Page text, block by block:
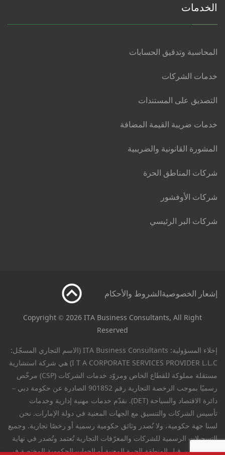
الخدمات
المحاسبة وتدقيق الحسابات
خدمات الشركات
التصديق على المستندات
خدمات ضريبة القيمة المضافة
المشورة القانونية والضريبية
شركات المناطق الحرة
شركات الأوفشور
شركات البر الرئيسي
إشعار الخصوصيةالشروط والأحكام
Copyright © 2026 ITA Business Consultants, All Right
Reserved
إخلاء المسؤولية: ITA Business Consultants (الاسم التجاري المسجّل:
I T A CORPORATE SERVICES PROVIDER L.L.C) هي شركة استشارية
مستقلة مملوكة للقطاع الخاص ومزوّد خدمات الشركات (CSP) مرخّص
رسميًا بموجب الرخصة التجارية رقم 901852 الصادرة عن حكومة دبي –
دائرة الاقتصاد والسياحة (DET). نقدّم خدمات مهنية إدارية وخدمات
تأسيس الشركات والتنسيق مع الجهات المعنية في دولة الإمارات. نحن
لسنا جهة حكومية، ولا نُصدر وثائق حكومية رسمية أو رخصًا تجارية. وجميع
التسجيلات الرسمية للشركات والمعرّفات التجارية تُعتمد وتُصدر في نهاية
المطاف من قبل المنطقة الحرة المعنية أو الجهات الحكومية المختصة في